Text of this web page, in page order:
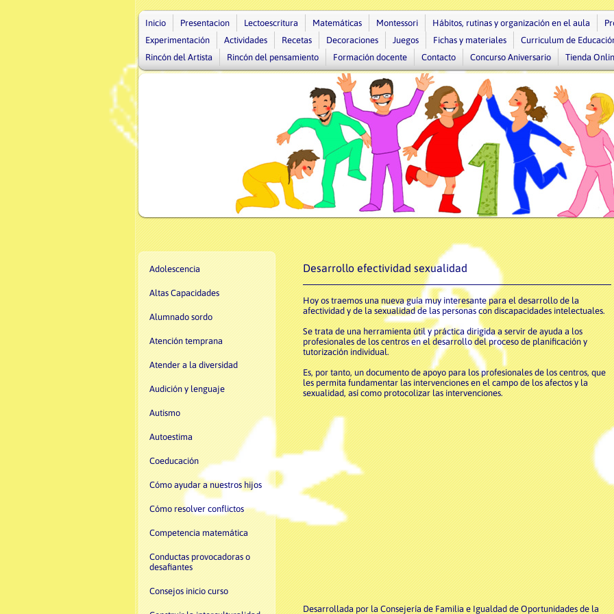
Inicio Presentacion Lectoescritura Matemáticas Montessori Hábitos, rutinas y organización en el aula
Experimentación
Actividades Recetas Decoraciones Juegos Fichas y materiales
Curriculum de
Rincón del Artista
Rincón del pensamiento Formación docente Contacto Concurso Aniversario Tienda
Adolescencia
Altas Capacidades
Alumnado sordo
Atención temprana
Atender a la diversidad
Audición y lenguaje
Autismo
Autoestima
Coeducación
Cómo ayudar a nuestros hijos
Cómo resolver conflictos
Competencia matemática
Conductas provocadoras o
desafiantes
Consejos inicio curso
Desarrollo efectividad sexualidad
Hoy os traemos una nueva guía muy interesante para el desarrollo de la
afectividad y de la sexualidad de las personas con discapacidades intelectuales.
Se trata de una herramienta útil y práctica dirigida a servir de ayuda a los
profesionales de los centros en el desarrollo del proceso de planificación y
tutorización individual.
Es, por tanto, un documento de apoyo para los profesionales de los centros, que
les permita fundamentar las intervenciones en el campo de los afectos y la
sexualidad, así como protocolizar las intervenciones.
Desarrollada por la Consejería de Familia e Igualdad de Oportunidades de la